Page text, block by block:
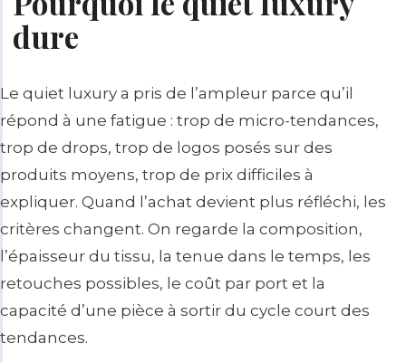
dure
Le quiet luxury a pris de l’ampleur parce qu’il
répond à une fatigue : trop de micro-tendances,
trop de drops, trop de logos posés sur des
produits moyens, trop de prix difficiles à
expliquer. Quand l’achat devient plus réfléchi, les
critères changent. On regarde la composition,
l’épaisseur du tissu, la tenue dans le temps, les
retouches possibles, le coût par port et la
capacité d’une pièce à sortir du cycle court des
tendances.